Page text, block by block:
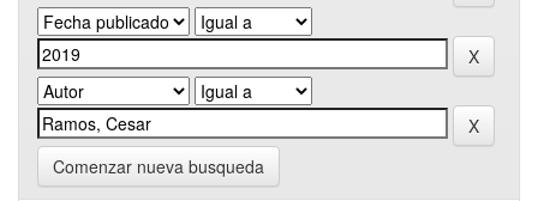
Comenzar nueva busqueda